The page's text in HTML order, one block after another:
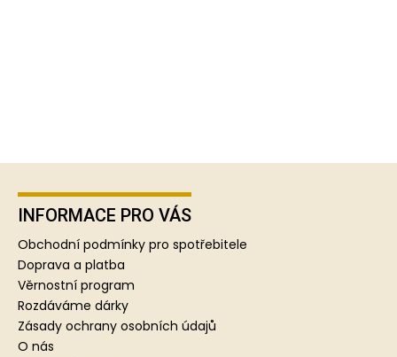
INFORMACE PRO VÁS
Obchodní podmínky pro spotřebitele
Doprava a platba
Věrnostní program
Rozdáváme dárky
Zásady ochrany osobních údajů
O nás